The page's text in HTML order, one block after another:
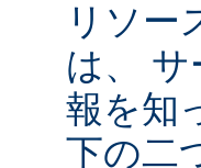
リソー
は、
報を知
下の二